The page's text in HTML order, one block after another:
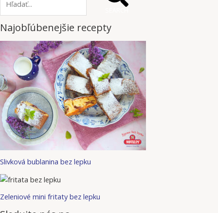
Najobľúbenejšie recepty
Slivková bublanina bez lepku
Zeleniové mini fritaty bez lepku